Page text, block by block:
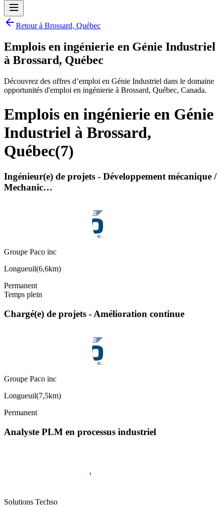
Retour à Brossard, Québec
Emplois en ingénierie en Génie Industriel
à Brossard, Québec
Découvrez des offres d’emploi en Génie Industriel dans le domaine
opportunités d'emploi en ingénierie à Brossard, Québec, Canada.
Emplois en ingénierie en Génie
Industriel à Brossard,
Québec(7)
Ingénieur(e) de projets - Développement mécanique /
Mechanic…
Groupe Paco inc
Longueuil(6,6km)
Permanent
Temps plein
Chargé(e) de projets - Amélioration continue
Groupe Paco inc
Longueuil(7,5km)
Permanent
Analyste PLM en processus industriel
Solutions Techso